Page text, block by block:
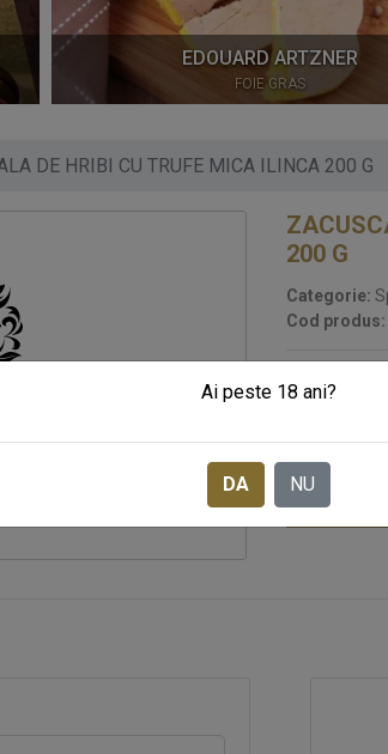
EDOUARD ARTZNER
FOIE GRAS
DE HRIBI CU TRUFE MICA ILINCA 200 G
200 G
Categorie:
Cod produs:
STOC
Ai peste 18 ani?
DA NU